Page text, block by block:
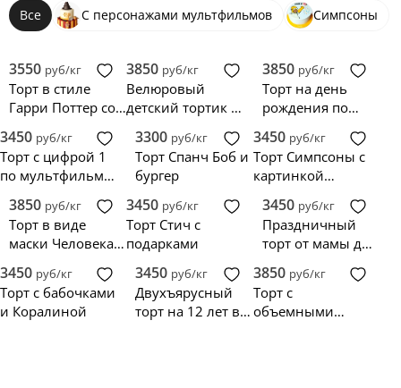
Все С персонажами мультфильмов Симпсоны
3550 руб/кг
Торт в стиле
Гарри Поттер со
волшебной
палочкой
3850 руб/кг
Велюровый
детский тортик с
Гарри Поттеру
3850 руб/кг
Торт на день
рождения по
Гриффины
3450 руб/кг
Торт с цифрой 1
по мультфильму
3300 руб/кг
Торт Спанч Боб и
бургер
3450 руб/кг
Торт Симпсоны с
картинкой
3850 руб/кг
Торт в виде
маски Человека
звездами
3450 руб/кг
Торт Стич с
подарками
3450 руб/кг
Праздничный
торт от мамы для
3450 руб/кг
Торт с бабочками
и Коралиной
3450 руб/кг
Двухъярусный
торт на 12 лет в
3850 руб/кг
Торт с
объемными